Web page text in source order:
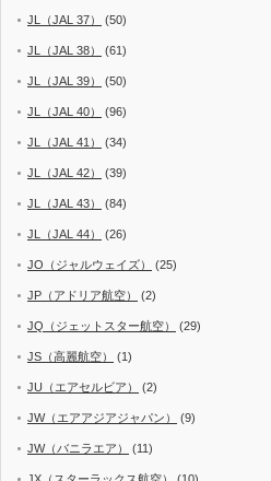
JL（JAL 37） (50)
JL（JAL 38） (61)
JL（JAL 39） (50)
JL（JAL 40） (96)
JL（JAL 41） (34)
JL（JAL 42） (39)
JL（JAL 43） (84)
JL（JAL 44） (26)
JO（ジャルウェイズ） (25)
JP（アドリア航空） (2)
JQ（ジェットスター航空） (29)
JS（高麗航空） (1)
JU（エアセルビア） (2)
JW（エアアジアジャパン） (9)
JW（バニラエア） (11)